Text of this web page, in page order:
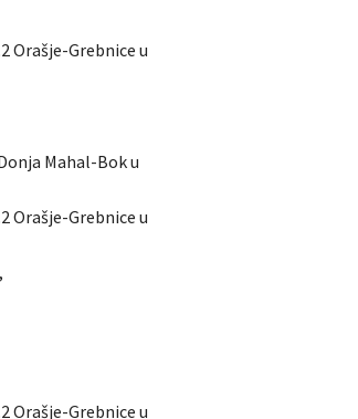
Orašje-Grebnice u
Mahal-Bok u
Orašje-Grebnice u
Orašje-Grebnice u